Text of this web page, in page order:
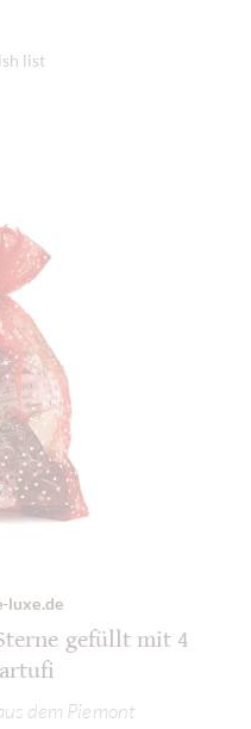
list
luxe.de
gefüllt mit 4
dem Piemont